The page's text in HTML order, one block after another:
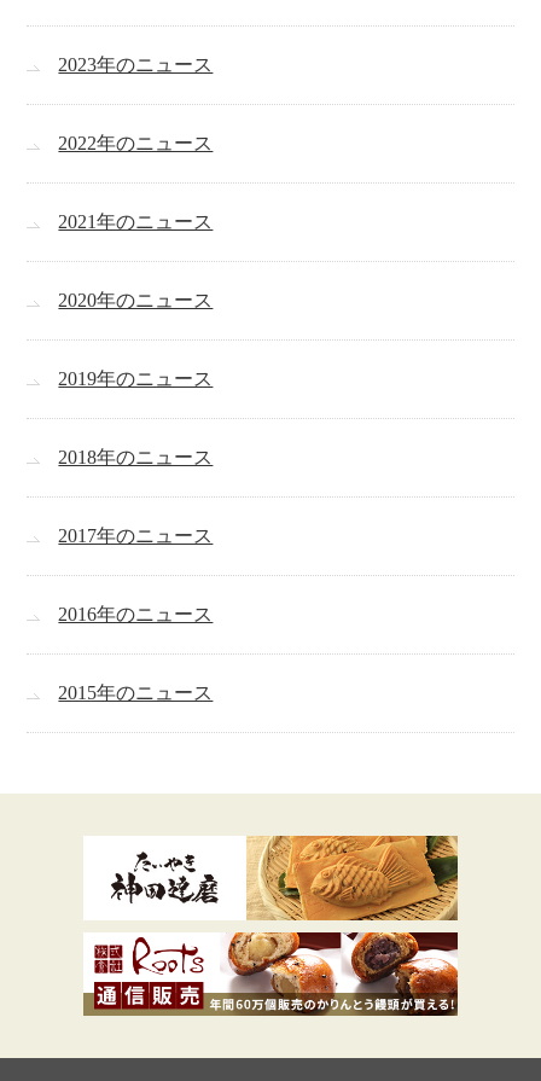
2023年のニュース
2022年のニュース
2021年のニュース
2020年のニュース
2019年のニュース
2018年のニュース
2017年のニュース
2016年のニュース
2015年のニュース